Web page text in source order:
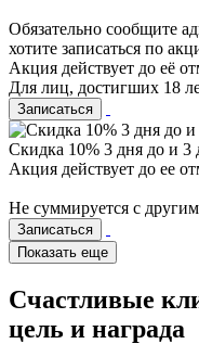
Обязательно сообщите
хотите записаться по
Акция действует до её
Для лиц, достигших 18
Записаться
Скидка 10% 3 дня до и 3
Акция действует до ее
Не суммируется с
Записаться
Показать еще
Счастливые
цель и награда